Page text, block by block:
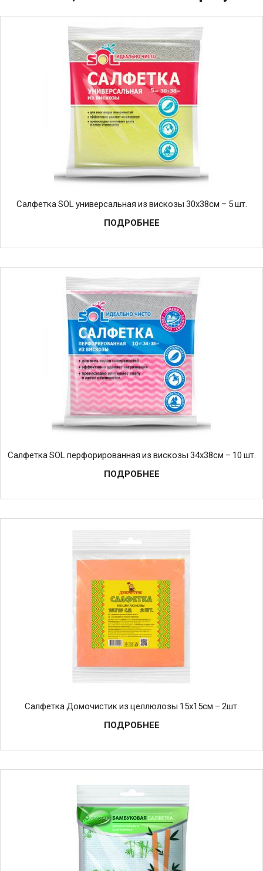
Салфетка SOL универсальная из вискозы 30х38см – 5 шт.
ПОДРОБНЕЕ
Салфетка SOL перфорированная из вискозы 34х38см – 10 шт.
ПОДРОБНЕЕ
Салфетка Домочистик из целлюлозы 15х15см – 2шт.
ПОДРОБНЕЕ